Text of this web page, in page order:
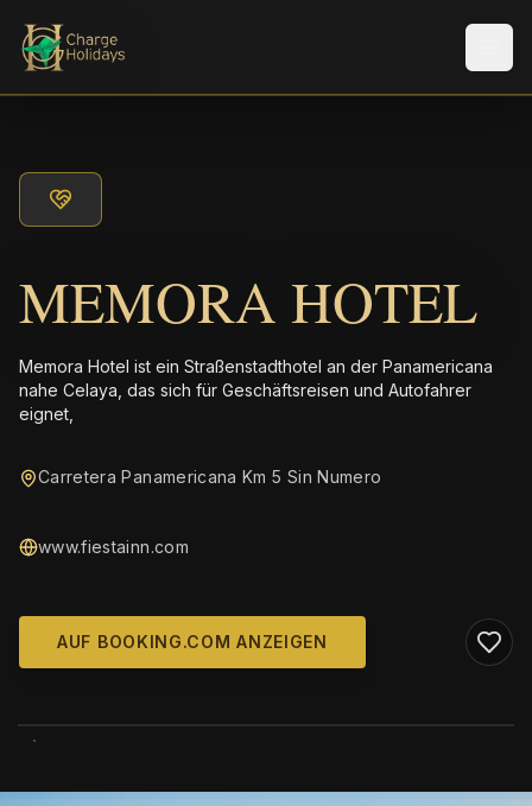
MEMORA HOTEL
Memora Hotel ist ein Straßenstadthotel an der Panamericana
nahe Celaya, das sich für Geschäftsreisen und Autofahrer
eignet,
Carretera Panamericana Km 5 Sin Numero
www.fiestainn.com
AUF BOOKING.COM ANZEIGEN